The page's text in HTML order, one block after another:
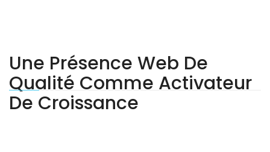
Une Présence Web De
Qualité Comme Activateur
De Croissance